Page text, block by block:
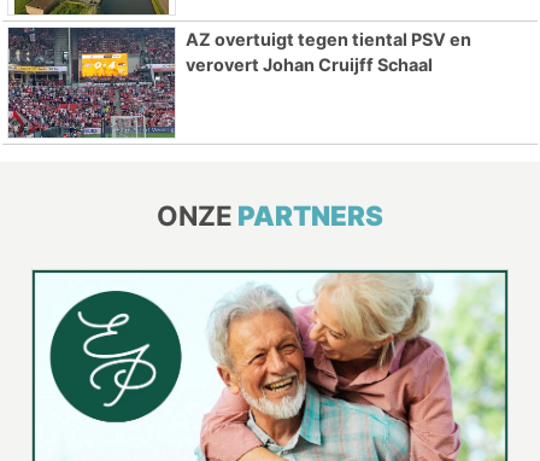
AZ overtuigt tegen tiental PSV en
verovert Johan Cruijff Schaal
ONZE PARTNERS